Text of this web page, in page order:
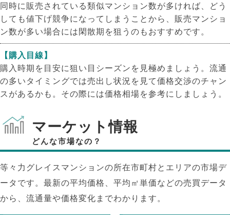
同時に販売されている類似マンション数が多ければ、どう
しても値下げ競争になってしまうことから、販売マンショ
ン数が多い場合には閑散期を狙うのもおすすめです。
【購入目線】
購入時期を目安に狙い目シーズンを見極めましょう。流通
の多いタイミングでは売出し状況を見て価格交渉のチャン
スがあるかも。その際には価格相場を参考にしましょう。
マーケット情報
どんな市場なの？
等々力グレイスマンションの所在市町村とエリアの市場デ
ータです。最新の平均価格、平均㎡単価などの売買データ
から、流通量や価格変化までわかります。